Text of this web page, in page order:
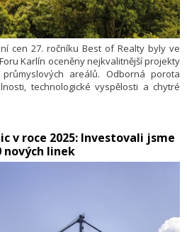
cen 27. ročníku Best of Realty byly ve
Karlín oceněny nejkvalitnější projekty
areálů. Odborná porota
technologické vyspělosti a chytré
druhou příčku obsadil objekt BLU03
si odnesla hala DMC 2 v areálu DMC
v roce 2025: Investovali jsme
linek